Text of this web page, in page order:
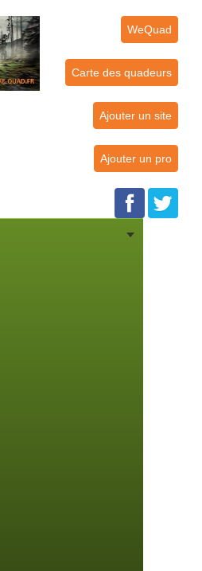
WeQuad
Carte des quadeurs
Ajouter un site
Ajouter un pro